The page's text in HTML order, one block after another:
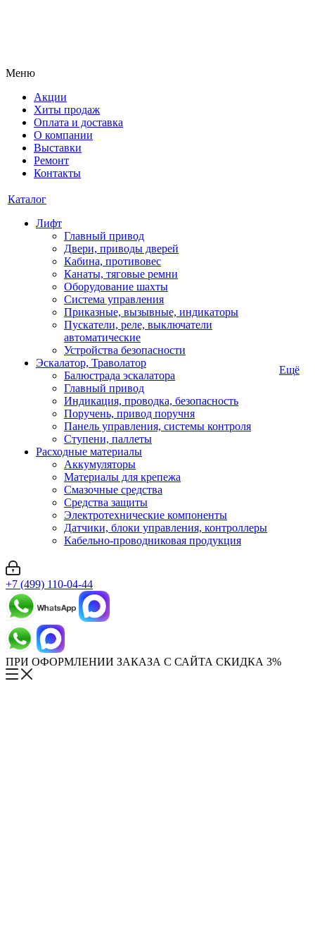
Меню
Акции
Хиты продаж
Оплата и доставка
О компании
Выставки
Ремонт
Контакты
Каталог
Лифт
Главный привод
Двери, приводы дверей
Кабина, противовес
Канаты, тяговые ремни
Оборудование шахты
Система управления
Приказные, вызывные, индикаторы
Пускатели, реле, выключатели
автоматические
Устройства безопасности
Эскалатор, Траволатор
Балюстрада эскалатора
Главный привод
Индикация, проводка, безопасность
Поручень, привод поручня
Панель управления, системы контроля
Ступени, паллеты
Расходные материалы
Аккумуляторы
Материалы для крепежа
Смазочные средства
Средства защиты
Электротехнические компоненты
Датчики, блоки управления, контроллеры
Кабельно-проводниковая продукция
Ещё
+7 (499) 110-04-44
ПРИ ОФОРМЛЕНИИ ЗАКАЗА С САЙТА СКИДКА 3%